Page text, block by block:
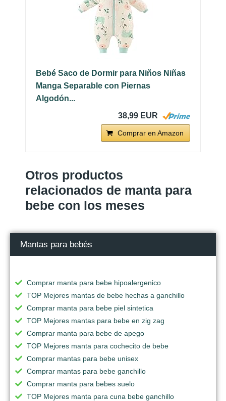
Bebé Saco de Dormir para Niños Niñas
Manga Separable con Piernas
Algodón...
38,99 EUR
Comprar en Amazon
Otros productos
relacionados de manta para
bebe con los meses
Mantas para bebés
Comprar manta para bebe hipoalergenico
TOP Mejores mantas de bebe hechas a ganchillo
Comprar manta para bebe piel sintetica
TOP Mejores mantas para bebe en zig zag
Comprar manta para bebe de apego
TOP Mejores manta para cochecito de bebe
Comprar mantas para bebe unisex
Comprar mantas para bebe ganchillo
Comprar manta para bebes suelo
TOP Mejores manta para cuna bebe ganchillo